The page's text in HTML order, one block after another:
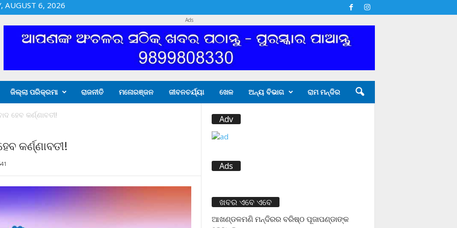
AUGUST 6, 2026
Ads
ଜିଲ୍ଲା ପରିକ୍ରମା ରାଜନୀତି ମନୋରଞ୍ଜନ ଜୀବନଚର୍ଯ୍ୟା ଖେଳ ଅନ୍ୟ ବିଭାଗ ରାମ ମନ୍ଦିର
ହେବ କର୍ଣ୍ଣାବତୀ!
କର୍ଣ୍ଣାବତୀ!
Adv
Ads
ଖବର ଏବେ ଏବେ
ଆଖଣ୍ଡଳମଣି ମନ୍ଦିରର ବରିଷ୍ଠ ପୂଜାପଣ୍ଡାଙ୍କ